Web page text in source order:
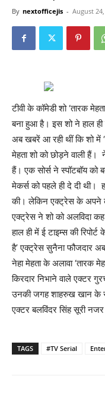
By nextofficejis - August
टीवी के कॉमेडी शो ‘तारक
बना हुआ है। इस शो ने हाल
अब खबरें आ रही थीं कि शो में
मेहता शो को छोड़ने वाली हैं।
हैं। एक सोर्स ने स्पॉटबॉय को
मेकर्स को पहले ही दे दी थी।
की। लेकिन एक्ट्रेस के अपने
एक्ट्रेस ने शो को अलविदा कह
हाल ही में ई टाइम्स की
है’ एक्ट्रेस सुनैना फौजदार अब
नेहा मेहता के अलावा ‘तारक
किरदार निभाने वाले एक्टर
उनकी जगह शाहरुख खान के
एक्टर बलविंदर सिंह सूरी
TAGS #TV Serial